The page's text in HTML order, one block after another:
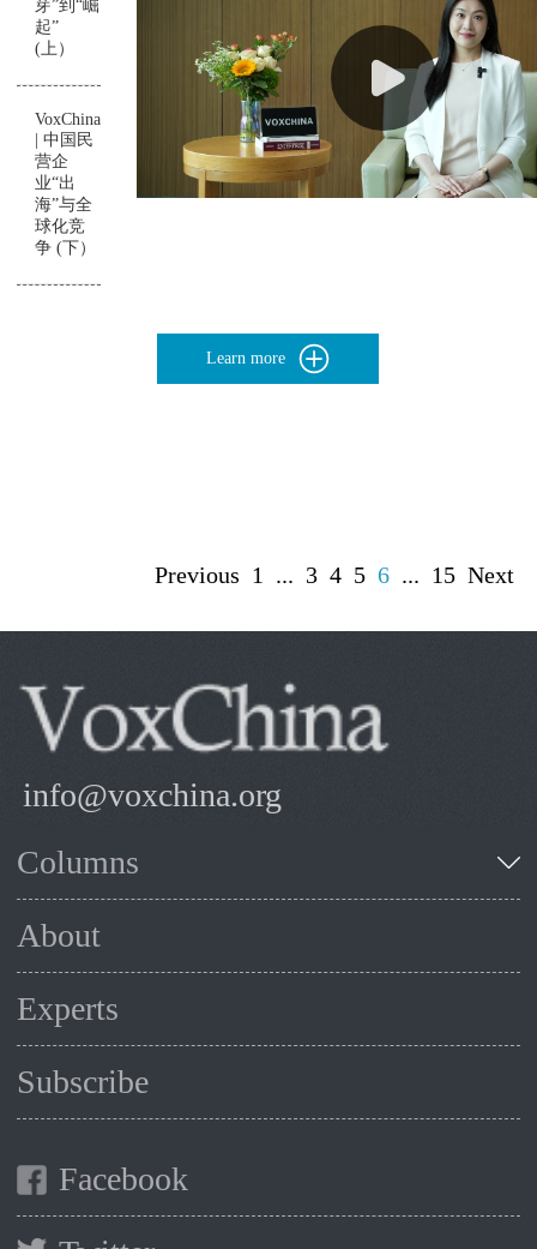
芽”到“崛
起”
(上）
VoxChina
| 中国民
营企
业“出
海”与全
球化竞
争 (下）
Learn more
Previous 1 ... 3 4 5 6 ... 15 Next
info@voxchina.org
Columns
About
Experts
Subscribe
Facebook